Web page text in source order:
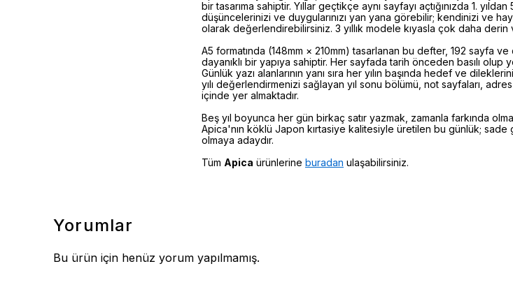
bir tasarıma sahiptir. Yıllar geçtikçe aynı sayfayı açtığınızda 1. yıldan
düşüncelerinizi ve duygularınızı yan yana görebilir; kendinizi ve
olarak değerlendirebilirsiniz. 3 yıllık modele kıyasla çok daha derin
A5 formatında (148mm × 210mm) tasarlanan bu defter, 192 sayfa ve
dayanıklı bir yapıya sahiptir. Her sayfada tarih önceden basılı olup
Günlük yazı alanlarının yanı sıra her yılın başında hedef ve
yılı değerlendirmenizi sağlayan yıl sonu bölümü, not sayfaları,
içinde yer almaktadır.
Beş yıl boyunca her gün birkaç satır yazmak, zamanla farkında
Apica'nın köklü Japon kırtasiye kalitesiyle üretilen bu günlük; sade
olmaya adaydır.
Tüm Apica ürünlerine buradan ulaşabilirsiniz.
Yorumlar
Bu ürün için henüz yorum yapılmamış.